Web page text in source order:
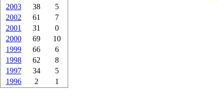
2003
38
5
2002
61
7
2001
31
0
2000
69
10
1999
66
6
1998
62
8
1997
34
5
1996
2 1